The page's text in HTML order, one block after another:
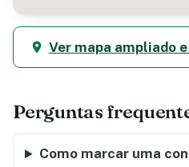
Ver mapa ampliado
Perguntas
Como marcar uma